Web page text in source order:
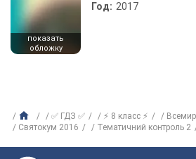
показать
обложку
Год: 2017
✅ ГДЗ ✅ ⚡ 8 класс ⚡
Святокум 2016
Тематичний контроль 2